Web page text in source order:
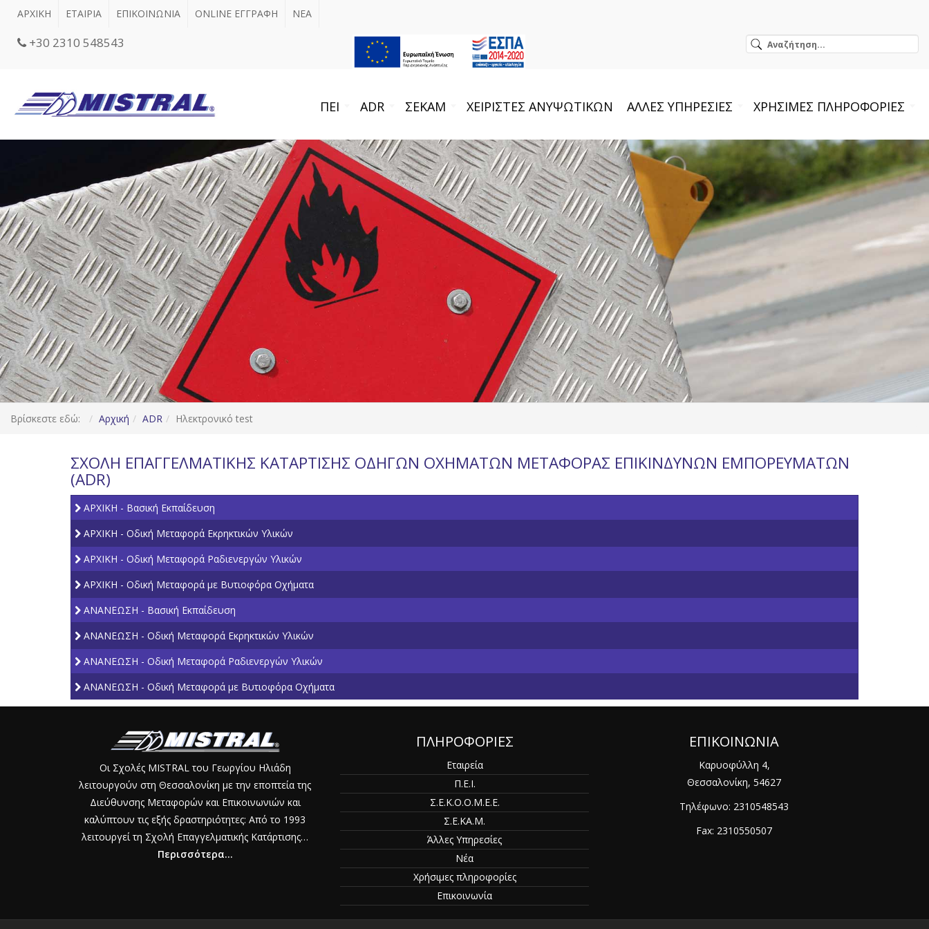
ΑΡΧΙΚΗ ΕΤΑΙΡΙΑ ΕΠΙΚΟΙΝΩΝΙΑ ONLINE ΕΓΓΡΑΦΗ ΝΕΑ
+30 2310 548543
ΠΕΙ ADR ΣΕΚΑΜ ΧΕΙΡΙΣΤΕΣ ΑΝΥΨΩΤΙΚΩΝ ΑΛΛΕΣ ΥΠΗΡΕΣΙΕΣ ΧΡΗΣΙΜΕΣ ΠΛΗΡΟΦΟΡΙΕΣ
Βρίσκεστε εδώ: Αρχική ADR Ηλεκτρονικό test
ΣΧΟΛΗ ΕΠΑΓΓΕΛΜΑΤΙΚΗΣ ΚΑΤΑΡΤΙΣΗΣ ΟΔΗΓΩΝ ΟΧΗΜΑΤΩΝ ΜΕΤΑΦΟΡΑΣ ΕΠΙΚΙΝΔΥΝΩΝ ΕΜΠΟΡΕΥΜΑΤΩΝ
(ADR)
AΡΧΙΚΗ - Βασική Εκπαίδευση
AΡΧΙΚΗ - Οδική Μεταφορά Εκρηκτικών Υλικών
AΡΧΙΚΗ - Οδική Μεταφορά Ραδιενεργών Υλικών
AΡΧΙΚΗ - Οδική Μεταφορά με Βυτιοφόρα Οχήματα
ΑΝΑΝΕΩΣΗ - Βασική Εκπαίδευση
ΑΝΑΝΕΩΣΗ - Οδική Μεταφορά Εκρηκτικών Υλικών
ΑΝΑΝΕΩΣΗ - Οδική Μεταφορά Ραδιενεργών Υλικών
ΑΝΑΝΕΩΣΗ - Οδική Μεταφορά με Βυτιοφόρα Οχήματα
Οι Σχολές MISTRAL του Γεωργίου Ηλιάδη
λειτουργούν στη Θεσσαλονίκη με την εποπτεία της
Διεύθυνσης Μεταφορών και Επικοινωνιών και
καλύπτουν τις εξής δραστηριότητες: Από το 1993
λειτουργεί τη Σχολή Επαγγελματικής Κατάρτισης…
Περισσότερα...
ΠΛΗΡΟΦΟΡΙΕΣ
Εταιρεία
Π.Ε.Ι.
Σ.Ε.Κ.Ο.Ο.Μ.Ε.Ε.
Σ.Ε.ΚΑ.Μ.
Άλλες Υπηρεσίες
Νέα
Χρήσιμες πληροφορίες
Επικοινωνία
ΕΠΙΚΟΙΝΩΝΙΑ
Καρυοφύλλη 4,
Θεσσαλονίκη, 54627
Τηλέφωνο: 2310548543
Fax: 2310550507